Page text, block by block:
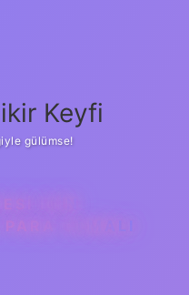
Keyfi
gülümse!
IÇIN
OLMALI